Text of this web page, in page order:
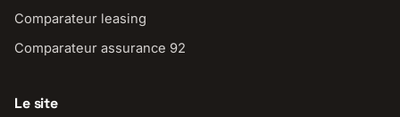
Comparateur leasing
Comparateur assurance 92
Le site